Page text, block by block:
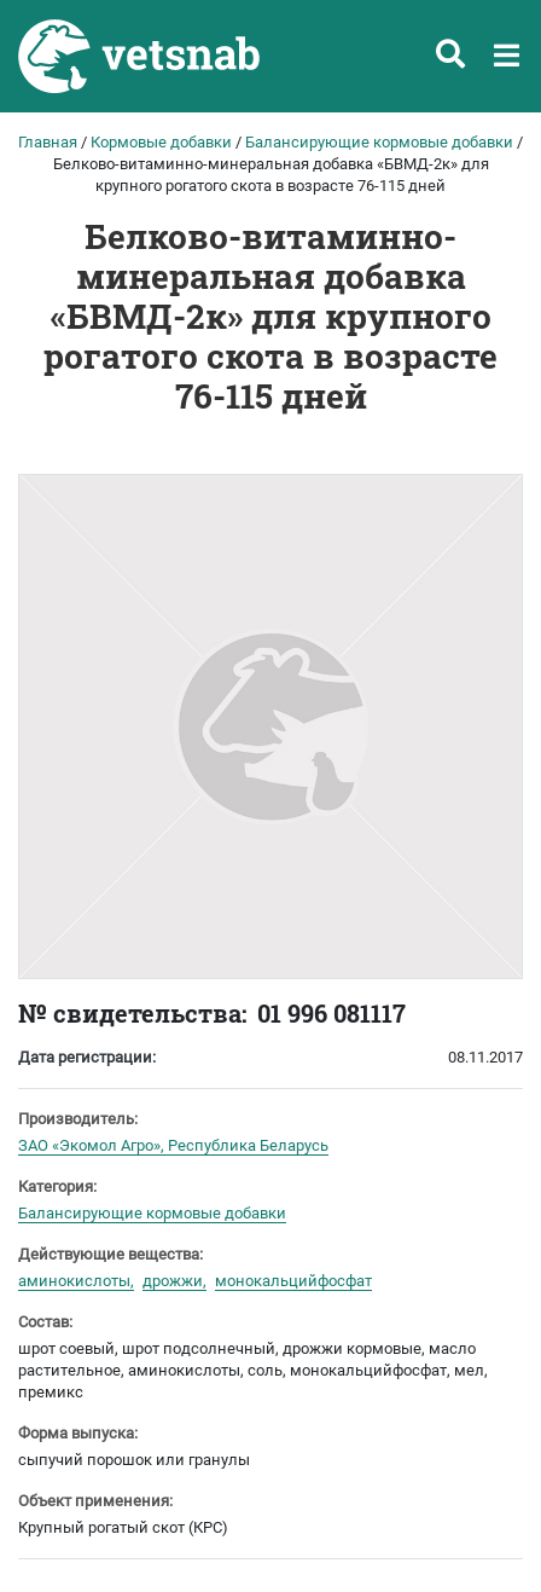
Главная / Кормовые добавки / Балансирующие кормовые добавки /
Белково-витаминно-минеральная добавка «БВМД-2к» для
крупного рогатого скота в возрасте 76-115 дней
Белково-витаминно-
минеральная добавка
«БВМД-2к» для крупного
рогатого скота в возрасте
76-115 дней
№ свидетельства: 01 996 081117
Дата регистрации: 08.11.2017
Производитель:
ЗАО «Экомол Агро», Республика Беларусь
Категория:
Балансирующие кормовые добавки
Действующие вещества:
аминокислоты
дрожжи монокальцийфосфат
Состав:
шрот соевый, шрот подсолнечный, дрожжи кормовые, масло
растительное, аминокислоты, соль, монокальцийфосфат, мел,
премикс
Форма выпуска:
сыпучий порошок или гранулы
Объект применения:
Крупный рогатый скот (КРС)